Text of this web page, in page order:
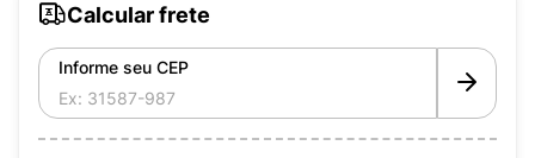
Calcular frete
Informe seu CEP